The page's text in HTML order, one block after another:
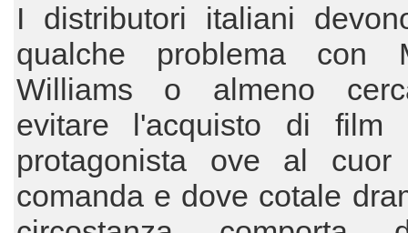
I distributori italiani
qualche problema con
Williams o almeno
evitare l'acquisto di film
protagonista ove al
comanda e dove cotale